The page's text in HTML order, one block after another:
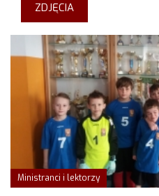
ZDJĘCIA
Ministranci i lektorzy